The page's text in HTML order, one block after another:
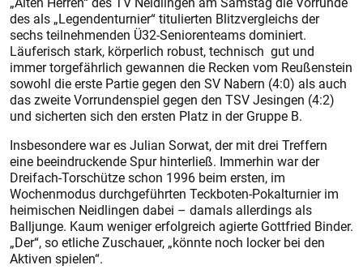
des als „Legendenturnier“ titulierten Blitzvergleichs der
sechs teilnehmenden Ü32-Seniorenteams dominiert.
Läuferisch stark, körperlich robust, technisch gut und
immer torgefährlich gewannen die Recken vom Reußenstein
sowohl die erste Partie gegen den SV Nabern (4:0) als auch
das zweite Vorrundenspiel gegen den TSV Jesingen (4:2)
und sicherten sich den ersten Platz in der Gruppe B.
Insbesondere war es Julian Sorwat, der mit drei Treffern
eine beeindruckende Spur hinterließ. Immerhin war der
Dreifach-Torschütze schon 1996 beim ersten, im
Wochenmodus durchgeführten Teckboten-Pokalturnier im
heimischen Neidlingen dabei – damals allerdings als
Balljunge. Kaum weniger erfolgreich agierte Gottfried Binder.
„Der“, so etliche Zuschauer, „könnte noch locker bei den
Aktiven spielen“.